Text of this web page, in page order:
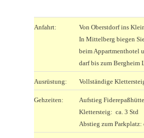
Anfahrt:
Von Oberstdorf ins
In Mittelberg biegen
beim Appartmenthotel
darf bis zum Bergheim
Ausrüstung: Vollständige
Gehzeiten:
Aufstieg
Klettersteig: ca. 3 Std
Abstieg zum Parkplatz: